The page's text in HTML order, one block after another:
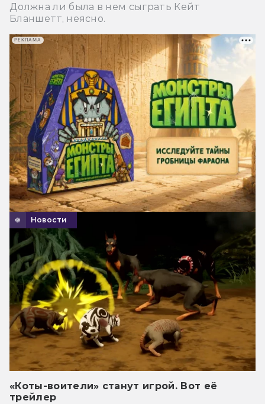
Должна ли была в нем сыграть Кейт
Бланшетт, неясно.
Новости
«Коты-воители» станут игрой. Вот её
трейлер
РЕКЛАМА